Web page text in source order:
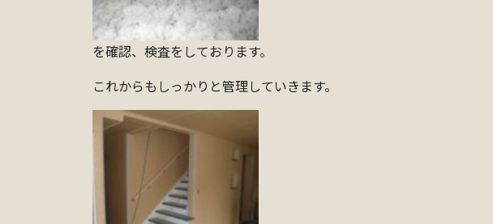
を確認、検査をしております。
これからもしっかりと管理していきます。